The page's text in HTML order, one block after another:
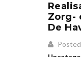
Zorg-
De